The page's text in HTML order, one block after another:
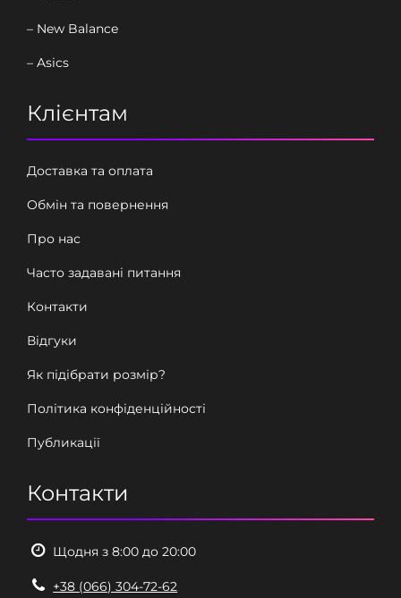
– New Balance
– Asics
Клієнтам
Доставка та оплата
Обмін та повернення
Про нас
Часто задавані питання
Контакти
Відгуки
Як підібрати розмір?
Політика конфіденційності
Публикації
Контакти
Щодня з 8:00 до 20:00
+38 (066) 304-72-62